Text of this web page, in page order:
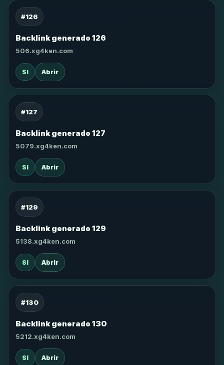
#126
Backlink generado 126
506.xg4ken.com
SI Abrir
#127
Backlink generado 127
5079.xg4ken.com
SI Abrir
#129
Backlink generado 129
5138.xg4ken.com
SI Abrir
#130
Backlink generado 130
5212.xg4ken.com
SI Abrir